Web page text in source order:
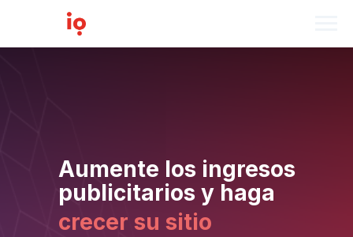
Aumente los ingresos
publicitarios y haga
crecer su sitio